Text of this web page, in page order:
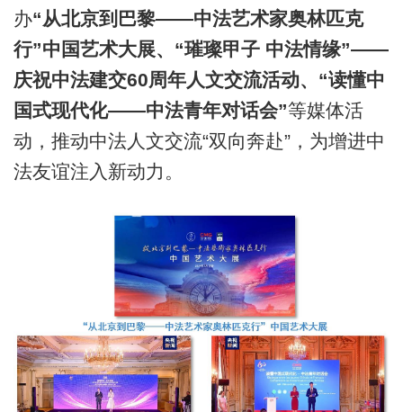
办“从北京到巴黎——中法艺术家奥林匹克
行”中国艺术大展、“璀璨甲子 中法情缘”——
庆祝中法建交60周年人文交流活动、“读懂中
国式现代化——中法青年对话会”等媒体活
动，推动中法人文交流“双向奔赴”，为增进中
法友谊注入新动力。